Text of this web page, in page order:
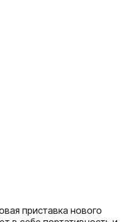
приставка нового